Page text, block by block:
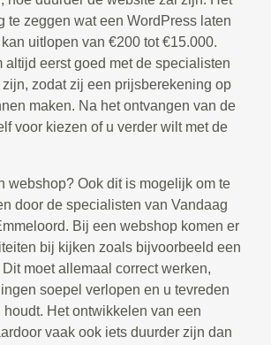
te zeggen wat een WordPress laten
uitlopen van €200 tot €15.000.
altijd eerst goed met de specialisten
zodat zij een prijsberekening op
maken. Na het ontvangen van de
voor kiezen of u verder wilt met de
webshop? Ook dit is mogelijk om te
door de specialisten van Vandaag
Bij een webshop komen er
bij kijken zoals bijvoorbeeld een
moet allemaal correct werken,
soepel verlopen en u tevreden
houdt. Het ontwikkelen van een
vaak ook iets duurder zijn dan